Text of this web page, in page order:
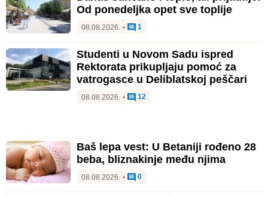
Od ponedeljka opet sve toplije
08.08.2026. • 1
Studenti u Novom Sadu ispred
Rektorata prikupljaju pomoć za
vatrogasce u Deliblatskoj peščari
08.08.2026. • 12
Baš lepa vest: U Betaniji rođeno 28
beba, bliznakinje među njima
08.08.2026. • 0